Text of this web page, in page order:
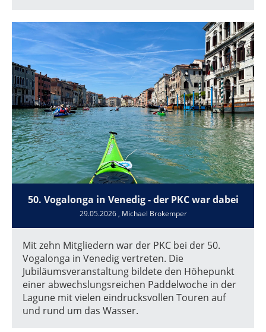
50.⁠ ⁠Vogalonga in Venedig - der PKC war dabei
29.05.2026, Michael Brokemper
Mit zehn Mitgliedern war der PKC bei der 50.
Vogalonga in Venedig vertreten. Die
Jubiläumsveranstaltung bildete den Höhepunkt
einer abwechslungsreichen Paddelwoche in der
Lagune mit vielen eindrucksvollen Touren auf
und rund um das Wasser.